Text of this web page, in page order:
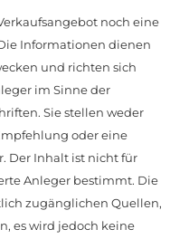
noch eine
Informationen dienen
und richten sich
im Sinne der
Sie stellen weder
oder eine
Der Inhalt ist nicht für
Anleger bestimmt. Die
zugänglichen Quellen,
es wird jedoch keine